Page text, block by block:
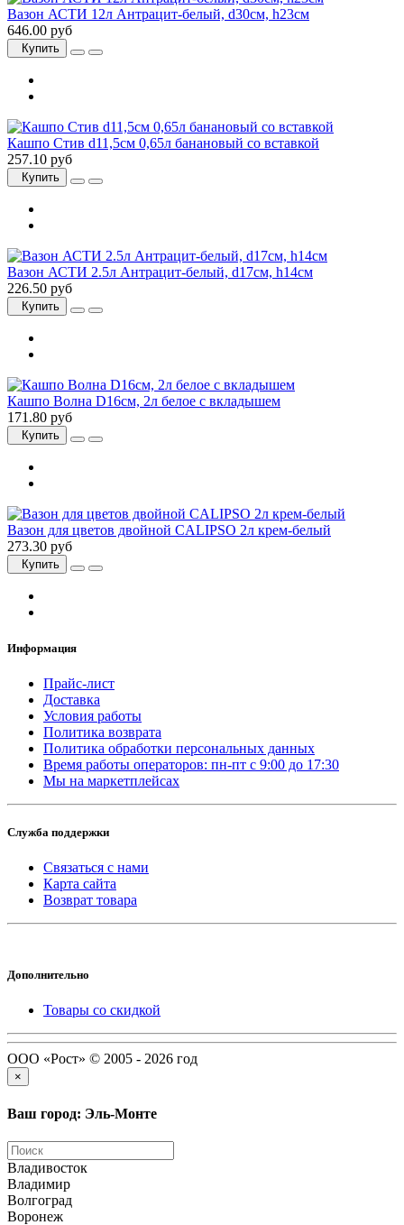
Вазон АСТИ 12л Антрацит-белый, d30см, h23см
646.00 руб
Купить
Кашпо Стив d11,5см 0,65л банановый со вставкой
257.10 руб
Купить
Вазон АСТИ 2.5л Антрацит-белый, d17см, h14см
226.50 руб
Купить
Кашпо Волна D16см, 2л белое с вкладышем
171.80 руб
Купить
Вазон для цветов двойной CALIPSO 2л крем-белый
273.30 руб
Купить
Информация
Прайс-лист
Доставка
Условия работы
Политика возврата
Политика обработки персональных данных
Время работы операторов: пн-пт с 9:00 до 17:30
Мы на маркетплейсах
Служба поддержки
Связаться с нами
Карта сайта
Возврат товара
Дополнительно
Товары со скидкой
ООО «Рост» © 2005 - 2026 год
×
Ваш город: Эль-Монте
Владивосток
Владимир
Волгоград
Воронеж